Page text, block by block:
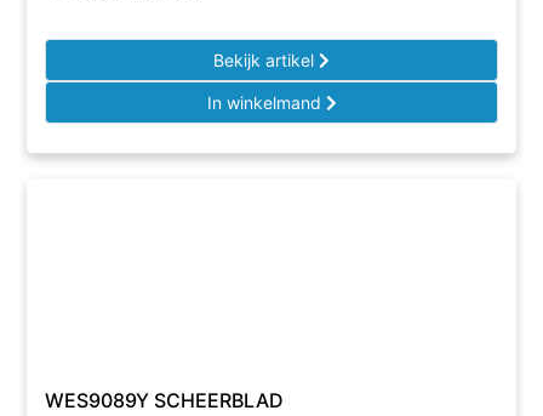
Bekijk artikel
In winkelmand
WES9089Y SCHEERBLAD